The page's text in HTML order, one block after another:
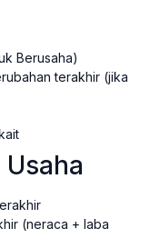
Berusaha)
terakhir (jika
(neraca + laba